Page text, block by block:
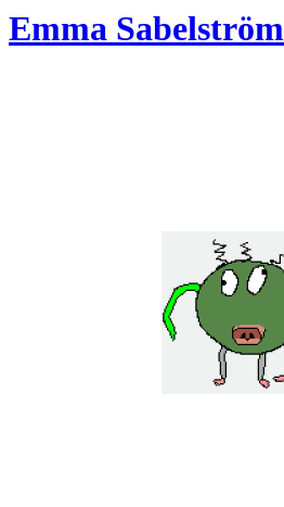
Emma Sabelström